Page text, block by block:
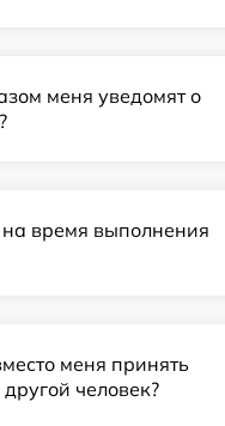
меня уведомят о
на время выполнения
меня принять
другой человек?